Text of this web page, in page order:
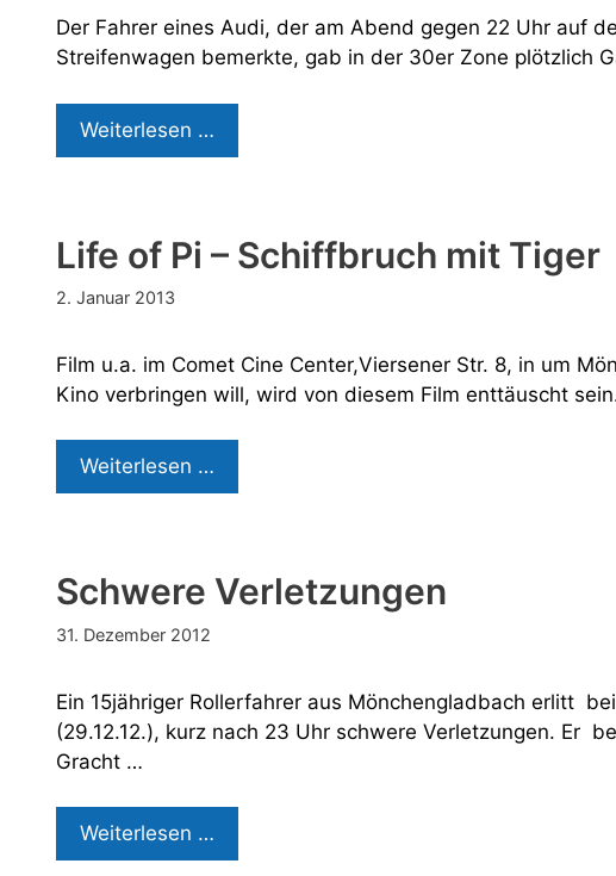
Der Fahrer eines Audi, der am Abend gegen 22 Uhr auf
Streifenwagen bemerkte, gab in der 30er Zone plötzlich
Weiterlesen …
endete
Life of Pi – Schiffbruch mit Tiger
2. Januar 2013
Film u.a. im Comet Cine Center,Viersener Str. 8, in um
Kino verbringen will, wird von diesem Film enttäuscht
Weiterlesen …
of
Schiffbruch
Schwere Verletzungen
31. Dezember 2012
Ein 15jähriger Rollerfahrer aus Mönchengladbach erlitt
(29.12.12.), kurz nach 23 Uhr schwere Verletzungen. Er
Gracht …
Weiterlesen …
Verletzungen